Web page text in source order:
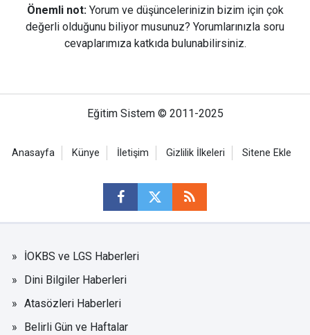
Önemli not: Yorum ve düşüncelerinizin bizim için çok
değerli olduğunu biliyor musunuz? Yorumlarınızla soru
cevaplarımıza katkıda bulunabilirsiniz.
Eğitim Sistem © 2011-2025
Anasayfa Künye İletişim Gizlilik İlkeleri Sitene Ekle
İOKBS ve LGS Haberleri
Dini Bilgiler Haberleri
Atasözleri Haberleri
Belirli Gün ve Haftalar